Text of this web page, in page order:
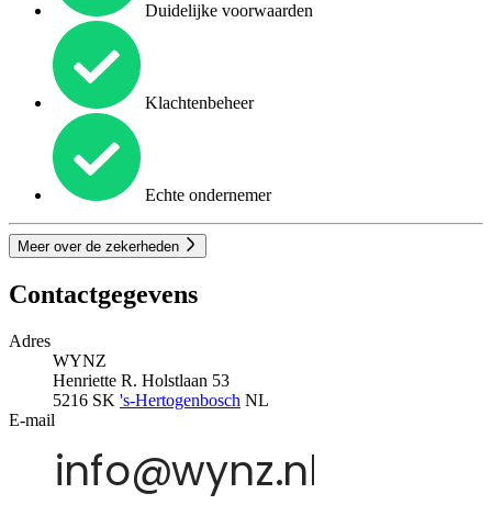
Duidelijke voorwaarden
Klachtenbeheer
Echte ondernemer
Meer over de zekerheden
Contactgegevens
Adres
WYNZ
Henriette R. Holstlaan 53
5216 SK 's-Hertogenbosch NL
E-mail